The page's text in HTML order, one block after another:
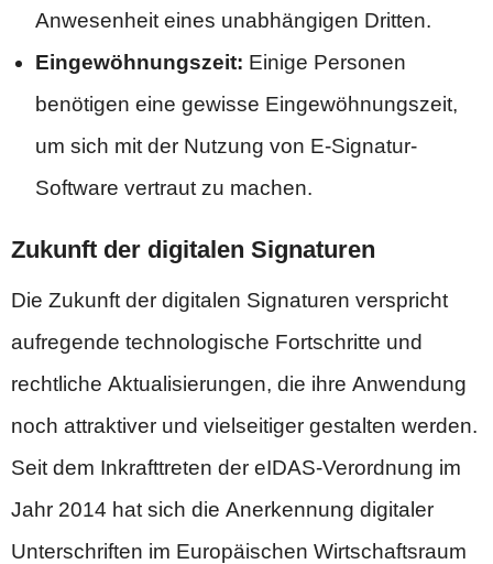
Anwesenheit eines unabhängigen Dritten.
Eingewöhnungszeit: Einige Personen
benötigen eine gewisse Eingewöhnungszeit,
um sich mit der Nutzung von E-Signatur-
Software vertraut zu machen.
Zukunft der digitalen Signaturen
Die Zukunft der digitalen Signaturen verspricht
aufregende technologische Fortschritte und
rechtliche Aktualisierungen, die ihre Anwendung
noch attraktiver und vielseitiger gestalten werden.
Seit dem Inkrafttreten der eIDAS-Verordnung im
Jahr 2014 hat sich die Anerkennung digitaler
Unterschriften im Europäischen Wirtschaftsraum